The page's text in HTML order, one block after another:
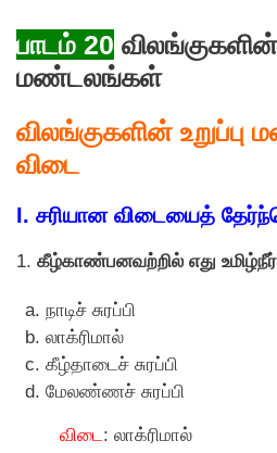
பாடம் 20 விலங்குகளின்
மண்டலங்கள்
விலங்குகளின்
விடை
I. சரியான விடையைத்
1. கீழ்காண்பனவற்றில் எது உமிழ்நீர்
நாடிச் சுரப்பி
லாக்ரிமால்
கீழ்தாடைச் சுரப்பி
மேலண்ணச் சுரப்பி
விடை: லாக்ரிமால்